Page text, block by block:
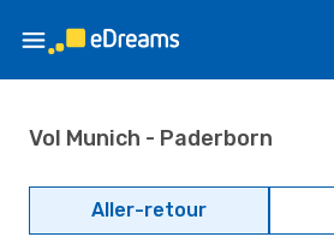
Vol Munich - Paderborn
Aller-retour